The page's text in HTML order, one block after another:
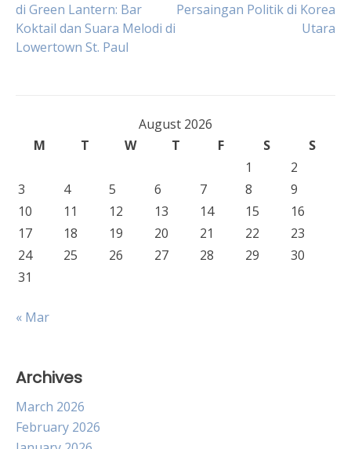
navigation
di Green Lantern: Bar
Koktail dan Suara Melodi di
Lowertown St. Paul
Persaingan Politik di Korea
Utara
August 2026
M
T W T F S
S
1
2
3
4 5 6 7 8
9
10
11 12 13 14 15
16
17
18 19 20 21 22
23
24
25 26 27 28 29
30
31
« Mar
Archives
March 2026
February 2026